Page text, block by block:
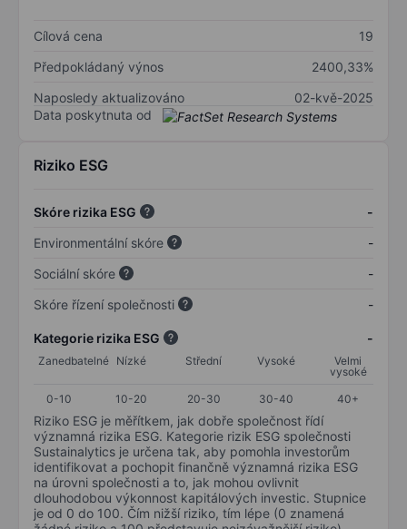
Cílová cena
19
Předpokládaný výnos
2400,33%
Naposledy aktualizováno
02-kvě-2025
Data poskytnuta od
Riziko ESG
Skóre rizika ESG
-
Environmentální skóre
-
Sociální skóre
-
Skóre řízení společnosti
-
Kategorie rizika ESG -
Zanedbatelné Nízké Střední Vysoké
Velmi
vysoké
0-10
10-20 20-30 30-40 40+
Riziko ESG je měřítkem, jak dobře společnost řídí
významná rizika ESG. Kategorie rizik ESG společnosti
Sustainalytics je určena tak, aby pomohla investorům
identifikovat a pochopit finančně významná rizika ESG
na úrovni společnosti a to, jak mohou ovlivnit
dlouhodobou výkonnost kapitálových investic. Stupnice
je od 0 do 100. Čím nižší riziko, tím lépe (0 znamená